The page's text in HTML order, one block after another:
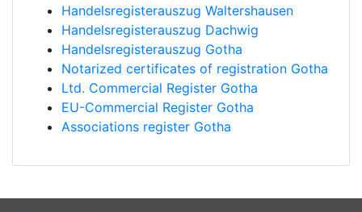
Handelsregisterauszug Waltershausen
Handelsregisterauszug Dachwig
Handelsregisterauszug Gotha
Notarized certificates of registration Gotha
Ltd. Commercial Register Gotha
EU-Commercial Register Gotha
Associations register Gotha